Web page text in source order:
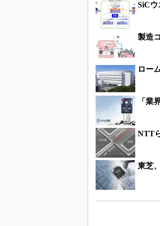
SiC
製造
ロー
「業
NTT
東芝